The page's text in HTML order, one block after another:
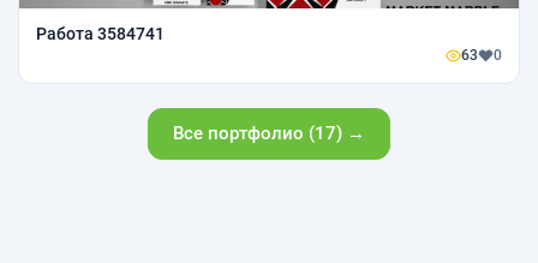
Работа 3584741
63 0
Все портфолио (17) →